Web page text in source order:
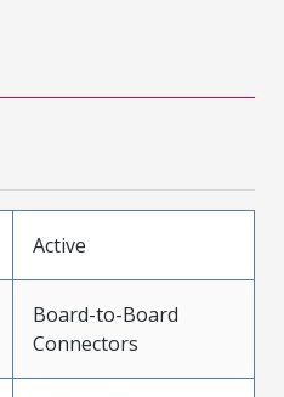
Active
Board-to-Board
Connectors